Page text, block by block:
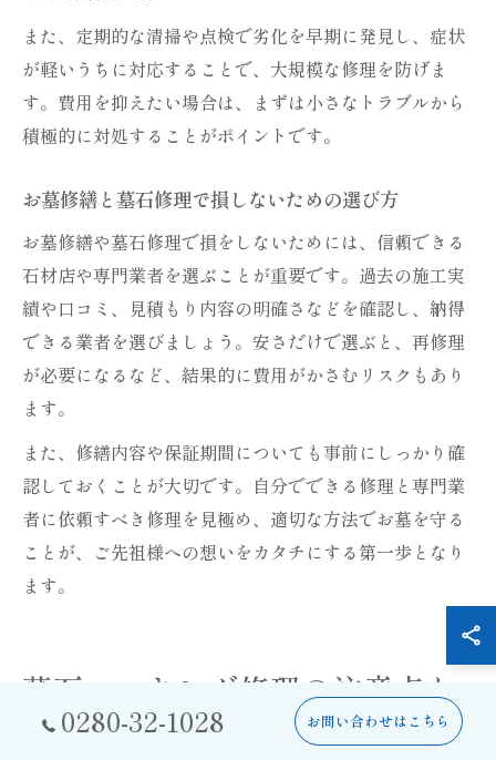
また、定期的な清掃や点検で劣化を早期に発見し、症状
が軽いうちに対応することで、大規模な修理を防げま
す。費用を抑えたい場合は、まずは小さなトラブルから
積極的に対処することがポイントです。
お墓修繕と墓石修理で損しないための選び方
お墓修繕や墓石修理で損をしないためには、信頼できる
石材店や専門業者を選ぶことが重要です。過去の施工実
績や口コミ、見積もり内容の明確さなどを確認し、納得
できる業者を選びましょう。安さだけで選ぶと、再修理
が必要になるなど、結果的に費用がかさむリスクもあり
ます。
また、修繕内容や保証期間についても事前にしっかり確
認しておくことが大切です。自分でできる修理と専門業
者に依頼すべき修理を見極め、適切な方法でお墓を守る
ことが、ご先祖様への想いをカタチにする第一歩となり
ます。
墓石コーキング修理の注意点と
実践例
0280-32-1028 お問い合わせはこちら